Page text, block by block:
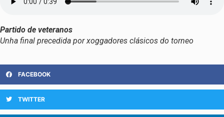
Partido de veteranos
Unha final precedida por xoggadores clásicos do torneo
FACEBOOK
TWITTER